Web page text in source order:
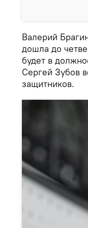
Валерий
дошла до
будет в
Сергей Зубов
защитников.